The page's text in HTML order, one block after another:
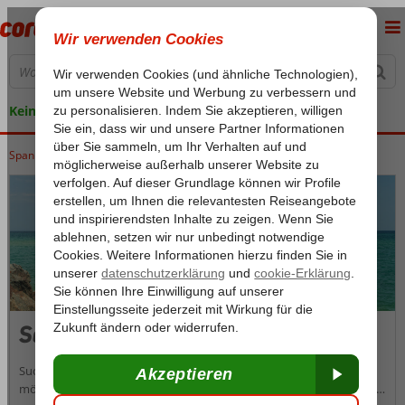
Keine versteckten Kosten
Home
Spanien Costa Brava Costa Brava Santa Susanna
Santa Susanna
Suchen Sie ein gemütliches, aber relativ ruhiges Urlaubsziel und
möchten trotzdem nicht auf den Trubel verzichten? Dann ist Santa